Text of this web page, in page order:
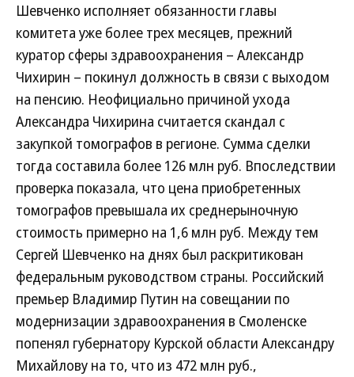
Шевченко исполняет обязанности главы
комитета уже более трех месяцев, прежний
куратор сферы здравоохранения – Александр
Чихирин – покинул должность в связи с выходом
на пенсию. Неофициально причиной ухода
Александра Чихирина считается скандал с
закупкой томографов в регионе. Сумма сделки
тогда составила более 126 млн руб. Впоследствии
проверка показала, что цена приобретенных
томографов превышала их среднерыночную
стоимость примерно на 1,6 млн руб. Между тем
Сергей Шевченко на днях был раскритикован
федеральным руководством страны. Российский
премьер Владимир Путин на совещании по
модернизации здравоохранения в Смоленске
попенял губернатору Курской области Александру
Михайлову на то, что из 472 млн руб.,